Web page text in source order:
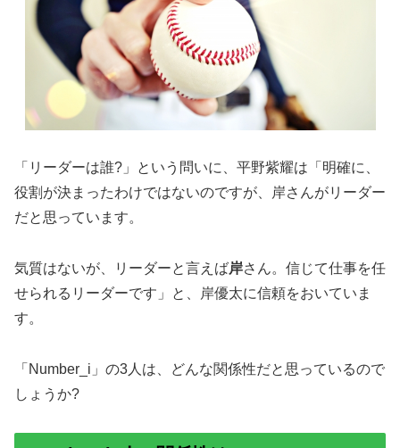
「リーダーは誰?」という問いに、平野紫耀は「明確に、
役割が決まったわけではないのですが、岸さんがリーダー
だと思っています。
気質はないが、リーダーと言えば岸さん。信じて仕事を任
せられるリーダーです」と、岸優太に信頼をおいていま
す。
「Number_i」の3人は、どんな関係性だと思っているので
しょうか?